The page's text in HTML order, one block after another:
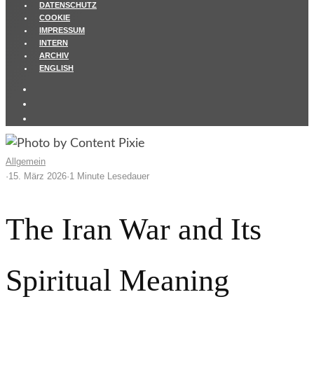
DATENSCHUTZ
COOKIE
IMPRESSUM
INTERN
ARCHIV
ENGLISH
Allgemein
·15. März 2026·1 Minute Lesedauer
The Iran War and Its
Spiritual Meaning